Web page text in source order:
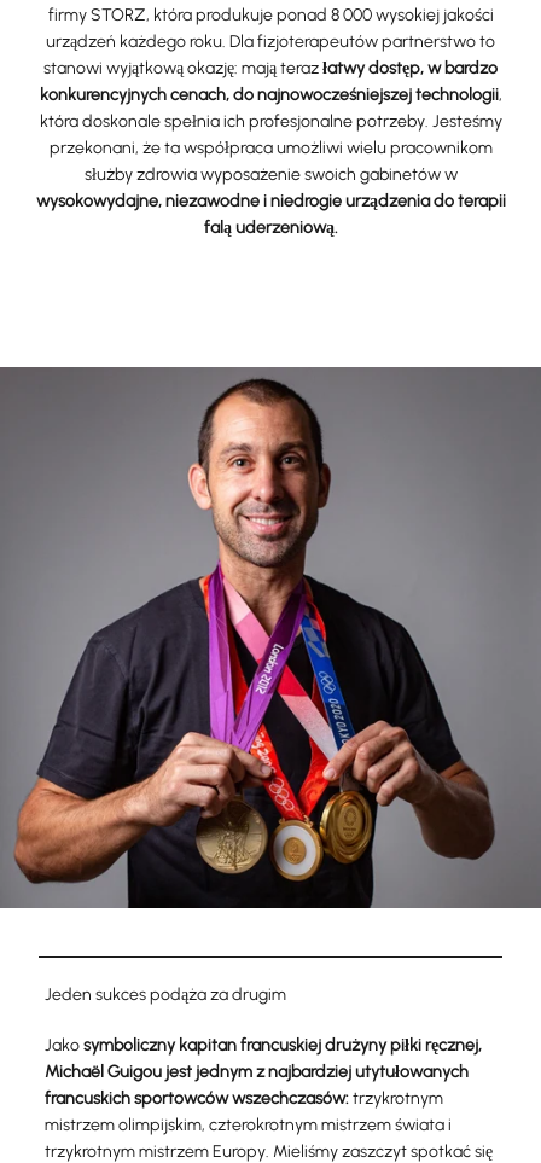
firmy STORZ, która produkuje ponad 8 000 wysokiej jakości
urządzeń każdego roku. Dla fizjoterapeutów partnerstwo to
stanowi wyjątkową okazję: mają terazłatwy dostęp, w bardzo
konkurencyjnych cenach, do najnowocześniejszej technologii,
która doskonale spełnia ich profesjonalne potrzeby. Jesteśmy
przekonani, że ta współpraca umożliwi wielu pracownikom
służby zdrowia wyposażenie swoich gabinetów w
wysokowydajne, niezawodne i niedrogie urządzenia do terapii
falą uderzeniową.
Jeden sukces podąża za drugim
Jakosymboliczny kapitan francuskiej drużyny piłki ręcznej,
Michaël Guigou jest jednym z najbardziej utytułowanych
francuskich sportowców wszechczasów:trzykrotnym
mistrzem olimpijskim, czterokrotnym mistrzem świata i
trzykrotnym mistrzem Europy. Mieliśmy zaszczyt spotkać się